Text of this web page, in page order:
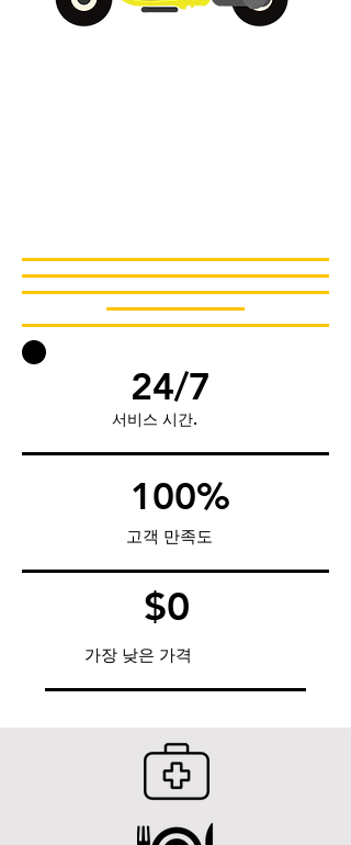
100%
서비스 시간.
고객 만족도
24/7
$0
가장 낮은 가격